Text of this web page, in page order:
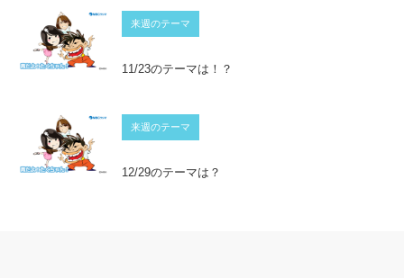
来週のテーマ
11/23のテーマは！？
来週のテーマ
12/29のテーマは？